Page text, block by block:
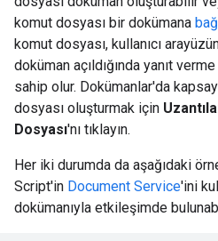
komut dosyası bir dokümana
komut dosyası, kullanıcı
doküman açıldığında yanıt
sahip olur. Dokümanlar'da
dosyası oluşturmak için
Dosyası'nı tıklayın.
Her iki durumda da aşağıdaki
Script'in Document Service'ini
dokümanıyla etkileşimde